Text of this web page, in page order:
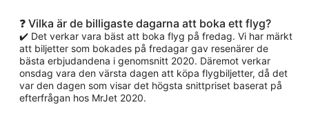
❓ Vilka är de billigaste dagarna att boka ett flyg?
✔️ Det verkar vara bäst att boka flyg på fredag. Vi har märkt
att biljetter som bokades på fredagar gav resenärer de
bästa erbjudandena i genomsnitt 2020. Däremot verkar
onsdag vara den värsta dagen att köpa flygbiljetter, då det
var den dagen som visar det högsta snittpriset baserat på
efterfrågan hos MrJet 2020.